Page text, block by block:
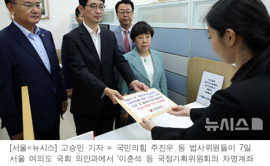
[서울=뉴시스] 고승민 기자 = 국민의힘 주진우 등 법사위원들이 7일
서울 여의도 국회 의안과에서 '이춘석 등 국정기획위원회의 차명계좌